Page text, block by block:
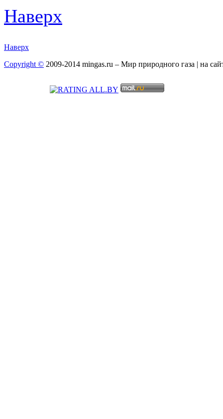
Наверх
Наверх
Copyright © 2009-2014 mingas.ru – Мир природного газа | на